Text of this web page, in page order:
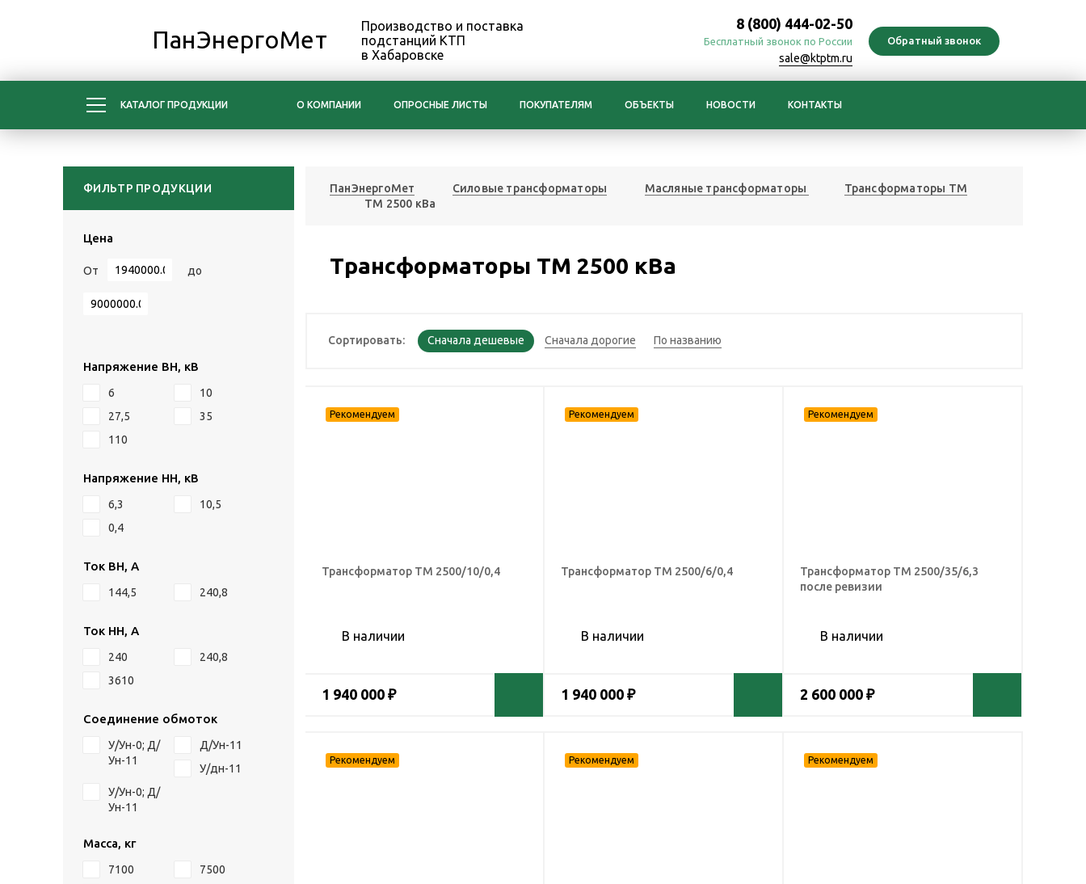
ПанЭнергоМет
Производство и поставка
подстанций КТП
в Хабаровске
8 (800) 444-02-50
Бесплатный звонок по России
sale@ktptm.ru
КАТАЛОГ ПРОДУКЦИИ О КОМПАНИИ ОПРОСНЫЕ ЛИСТЫ ПОКУПАТЕЛЯМ ОБЪЕКТЫ НОВОСТИ КОНТАКТЫ
ФИЛЬТР ПРОДУКЦИИ
Цена
От до
Напряжение ВН, кВ
6
10
27,5
35
110
Напряжение НН, кВ
6,3
10,5
0,4
Ток ВН, А
144,5 240,8
Ток НН, А
240
240,8
3610
Соединение обмоток
У/Ун-0; Д/
Ун-11
Д/Ун-11
У/дн-11
У/Ун-0; Д/
Ун-11
Масса, кг
7100
7500
ПанЭнергоМет Силовые трансформаторы Масляные трансформаторы
Трансформаторы ТМ
ТМ 2500 кВа
Трансформаторы ТМ 2500 кВа
Сортировать:
Трансформатор ТМ 2500/10/0,4
В наличии
1 940 000 ₽
Трансформатор ТМ 2500/6/0,4
В наличии
1 940 000 ₽
Трансформатор ТМ 2500/35/6,3
после ревизии
В наличии
2 600 000 ₽